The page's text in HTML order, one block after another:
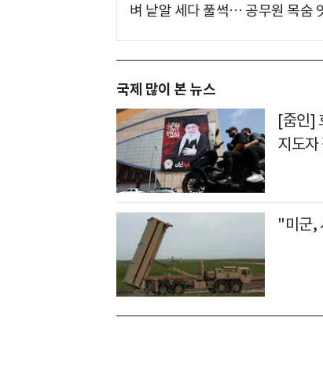
벼 낱알 세다 풀썩… 공무원 목숨
국제 많이 본 뉴스
[줌인]
지도
"미군,